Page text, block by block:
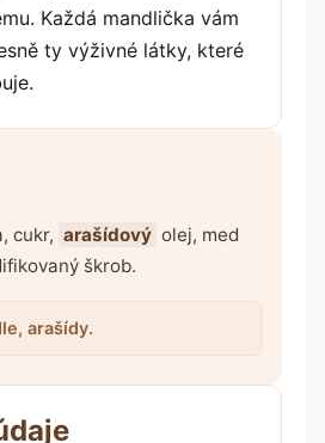
Každá mandlička vám
ty výživné látky, které
cukr, arašídový olej, med
škrob.
arašídy.